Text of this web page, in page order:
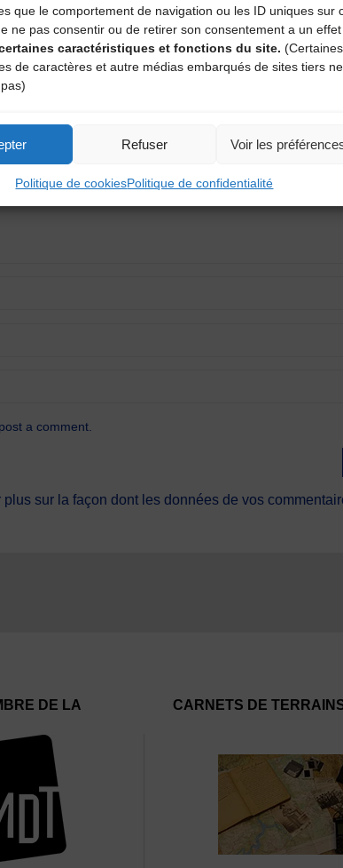
que le comportement de navigation ou les ID uniques sur
ne pas consentir ou de retirer son consentement a un effet
caractéristiques et fonctions du site. (Certaines
de caractères et autre médias embarqués de sites tiers ne
Refuser Voir les
Politique de cookiesPolitique de confidentialité
indiqués avec
a comment.
plus sur la façon dont les données de vos
DE LA CARNETS DE